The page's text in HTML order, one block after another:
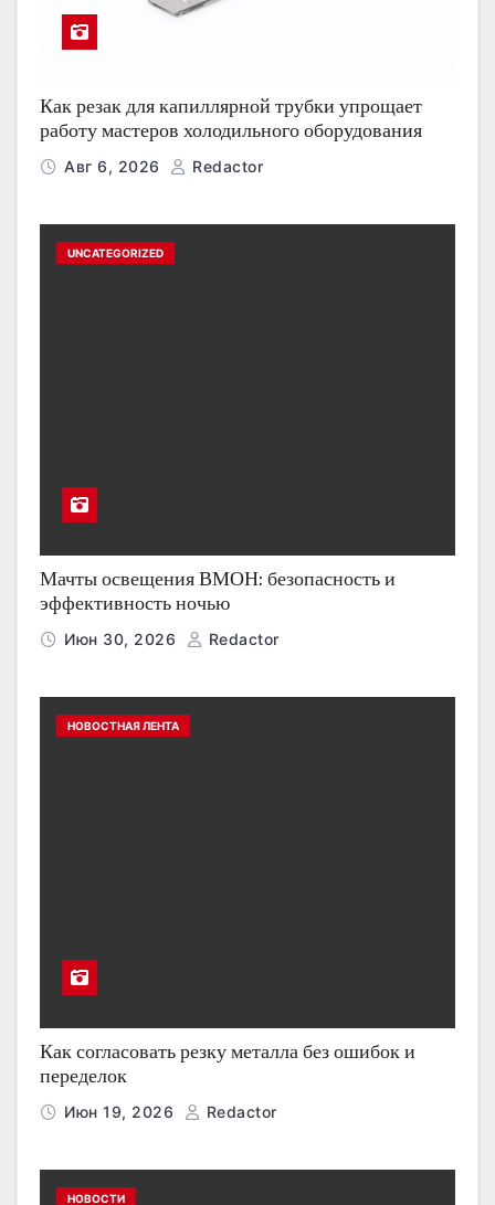
Как резак для капиллярной трубки упрощает
работу мастеров холодильного оборудования
Авг 6, 2026 Redactor
UNCATEGORIZED
Мачты освещения ВМОН: безопасность и
эффективность ночью
Июн 30, 2026 Redactor
НОВОСТНАЯ ЛЕНТА
Как согласовать резку металла без ошибок и
переделок
Июн 19, 2026 Redactor
НОВОСТИ